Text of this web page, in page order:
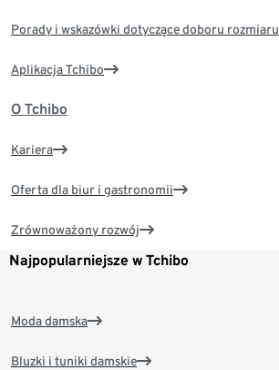
Porady i wskazówki dotyczące doboru rozmiaru
Aplikacja Tchibo
O Tchibo
Kariera
Oferta dla biur i gastronomii
Zrównoważony rozwój
Najpopularniejsze w Tchibo
Moda damska
Bluzki i tuniki damskie